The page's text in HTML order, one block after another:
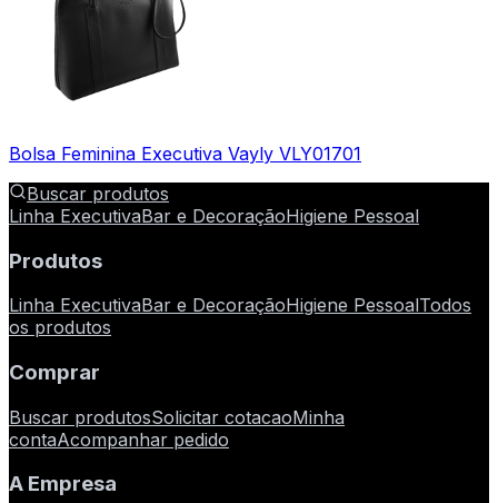
Bolsa Feminina Executiva Vayly VLY01701
Buscar produtos
Linha ExecutivaBar e DecoraçãoHigiene Pessoal
Produtos
Linha ExecutivaBar e DecoraçãoHigiene PessoalTodos
os produtos
Comprar
Buscar produtosSolicitar cotacaoMinha
contaAcompanhar pedido
A Empresa